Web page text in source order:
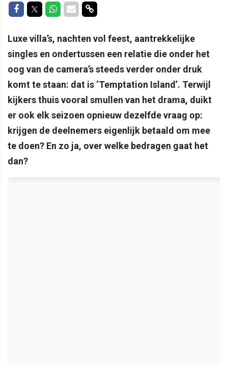
Delen op Facebook
Delen op Twitter
Delen op Whatsapp
Delen via Mail
Delen via link
Luxe villa’s, nachten vol feest, aantrekkelijke
singles en ondertussen een relatie die onder het
oog van de camera’s steeds verder onder druk
komt te staan: dat is ‘Temptation Island’. Terwijl
kijkers thuis vooral smullen van het drama, duikt
er ook elk seizoen opnieuw dezelfde vraag op:
krijgen de deelnemers eigenlijk betaald om mee
te doen? En zo ja, over welke bedragen gaat het
dan?